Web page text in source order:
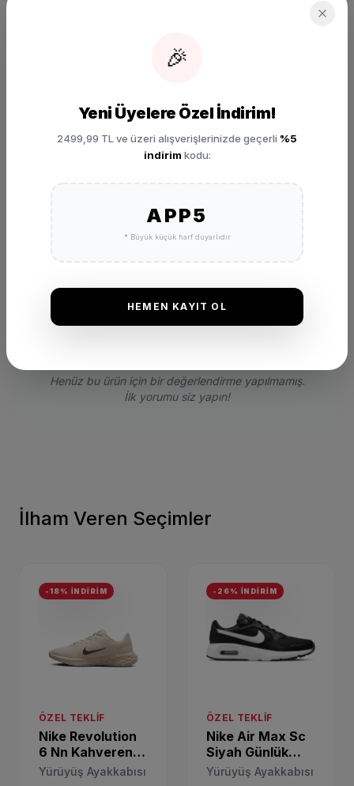
DEĞERLENDIRMELER
(0 Yorum)
Henüz bu ürün için bir değerlendirme yapılmamış.
İlk yorumu siz yapın!
İlham Veren Seçimler
-18% İNDİRİM
ÖZEL TEKLIF
Nike Revolution
6 Nn Kahverengi
Erkek Yürüyüş
Yürüyüş Ayakkabısı
-26% İNDİRİM
ÖZEL TEKLIF
Nike Air Max Sc
Siyah Günlük
Spor Ayakkabı
Yürüyüş Ayakkabısı
🎉
Yeni Üyelere Özel İndirim!
2499,99 TL ve üzeri alışverişlerinizde geçerli %5
indirim kodu:
APP5
* Büyük küçük harf duyarlıdır
HEMEN KAYIT OL